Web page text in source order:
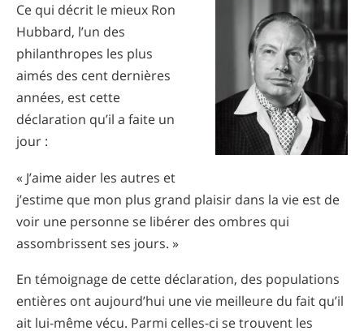
Portugais
Suédois
Chinois
Arabe
Ukrainien
Turc
Toutes régions/langues
Ce qui décrit le mieux Ron
Hubbard, l’un des
philanthropes les plus
aimés des cent dernières
années, est cette
déclaration qu’il a faite un
jour :
« J’aime aider les autres et
j’estime que mon plus grand plaisir dans la vie est de
voir une personne se libérer des ombres qui
assombrissent ses jours. »
En témoignage de cette déclaration, des populations
entières ont aujourd’hui une vie meilleure du fait qu’il
ait lui-même vécu. Parmi celles-ci se trouvent les